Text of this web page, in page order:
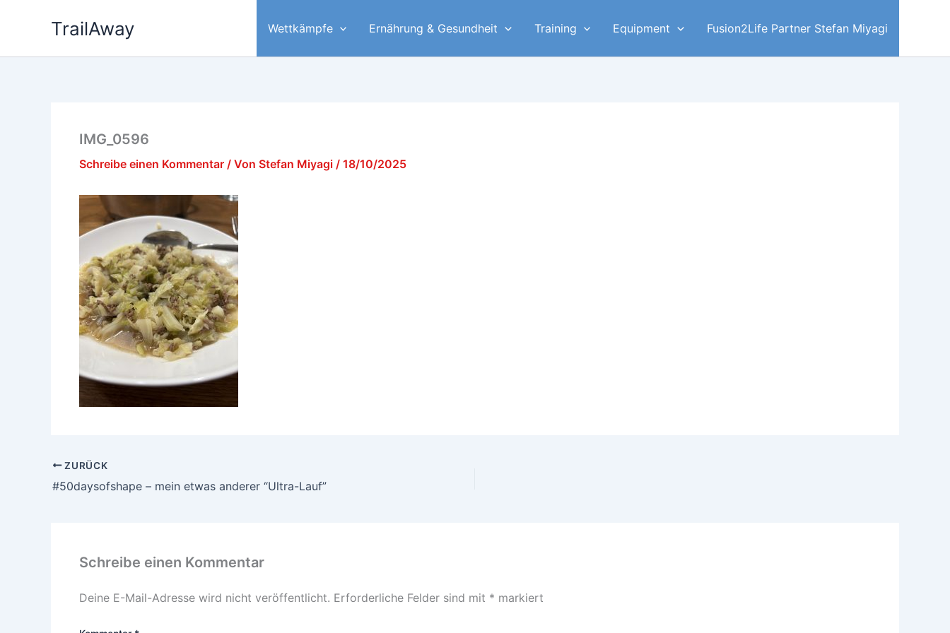
TrailAway Wettkämpfe Ernährung & Gesundheit Training Equipment Fusion2Life Partner Stefan Miyagi
IMG_0596
Schreibe einen Kommentar / Von Stefan Miyagi / 18/10/2025
ZURÜCK
#50daysofshape – mein etwas anderer “Ultra-Lauf”
Schreibe einen Kommentar
Deine E-Mail-Adresse wird nicht veröffentlicht. Erforderliche Felder sind mit * markiert